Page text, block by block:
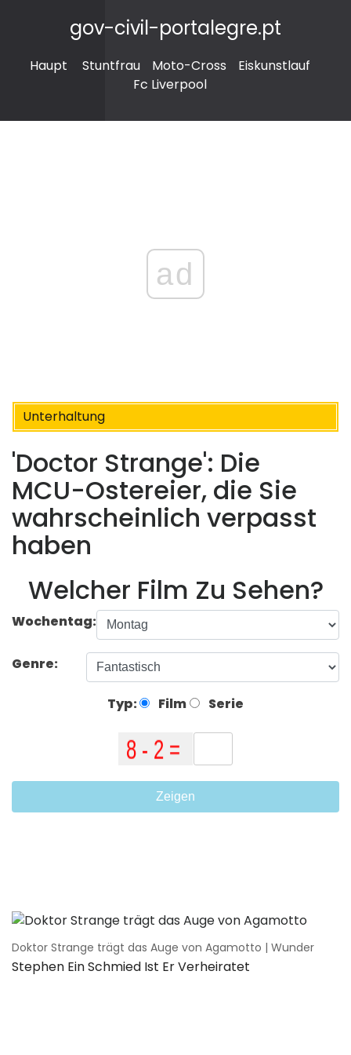
gov-civil-portalegre.pt
Haupt Stuntfrau Moto-Cross
Eiskunstlauf
Fc Liverpool
ad
Unterhaltung
'Doctor Strange': Die
MCU-Ostereier, die Sie
wahrscheinlich verpasst
haben
Welcher Film Zu Sehen?
Wochentag:
Genre:
Typ: Film Serie
Zeigen
Doktor Strange trägt das Auge von Agamotto | Wunder
Stephen Ein Schmied Ist Er Verheiratet